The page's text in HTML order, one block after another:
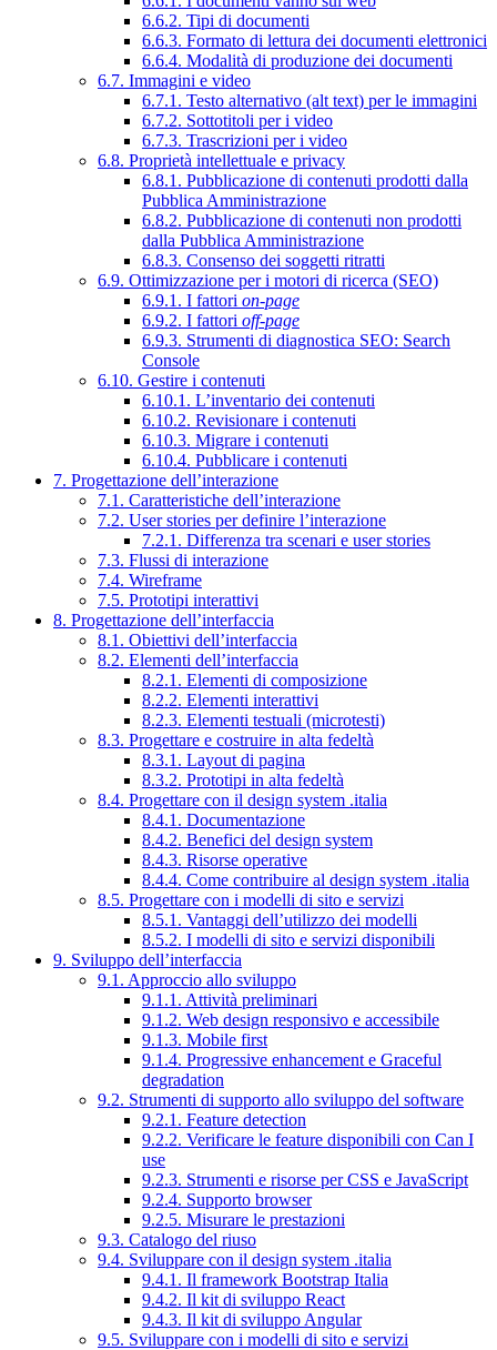
6.6.2. Tipi di documenti
6.6.3. Formato di lettura dei documenti elettronici
6.6.4. Modalità di produzione dei documenti
6.7. Immagini e video
6.7.1. Testo alternativo (alt text) per le immagini
6.7.2. Sottotitoli per i video
6.7.3. Trascrizioni per i video
6.8. Proprietà intellettuale e privacy
6.8.1. Pubblicazione di contenuti prodotti dalla
Pubblica Amministrazione
6.8.2. Pubblicazione di contenuti non prodotti
dalla Pubblica Amministrazione
6.8.3. Consenso dei soggetti ritratti
6.9. Ottimizzazione per i motori di ricerca (SEO)
6.9.1. I fattori on-page
6.9.2. I fattori off-page
6.9.3. Strumenti di diagnostica SEO: Search
Console
6.10. Gestire i contenuti
6.10.1. L’inventario dei contenuti
6.10.2. Revisionare i contenuti
6.10.3. Migrare i contenuti
6.10.4. Pubblicare i contenuti
7. Progettazione dell’interazione
7.1. Caratteristiche dell’interazione
7.2. User stories per definire l’interazione
7.2.1. Differenza tra scenari e user stories
7.3. Flussi di interazione
7.4. Wireframe
7.5. Prototipi interattivi
8. Progettazione dell’interfaccia
8.1. Obiettivi dell’interfaccia
8.2. Elementi dell’interfaccia
8.2.1. Elementi di composizione
8.2.2. Elementi interattivi
8.2.3. Elementi testuali (microtesti)
8.3. Progettare e costruire in alta fedeltà
8.3.1. Layout di pagina
8.3.2. Prototipi in alta fedeltà
8.4. Progettare con il design system .italia
8.4.1. Documentazione
8.4.2. Benefici del design system
8.4.3. Risorse operative
8.4.4. Come contribuire al design system .italia
8.5. Progettare con i modelli di sito e servizi
8.5.1. Vantaggi dell’utilizzo dei modelli
8.5.2. I modelli di sito e servizi disponibili
9. Sviluppo dell’interfaccia
9.1. Approccio allo sviluppo
9.1.1. Attività preliminari
9.1.2. Web design responsivo e accessibile
9.1.3. Mobile first
9.1.4. Progressive enhancement e Graceful
degradation
9.2. Strumenti di supporto allo sviluppo del software
9.2.1. Feature detection
9.2.2. Verificare le feature disponibili con Can I
use
9.2.3. Strumenti e risorse per CSS e JavaScript
9.2.4. Supporto browser
9.2.5. Misurare le prestazioni
9.3. Catalogo del riuso
9.4. Sviluppare con il design system .italia
9.4.1. Il framework Bootstrap Italia
9.4.2. Il kit di sviluppo React
9.4.3. Il kit di sviluppo Angular
9.5. Sviluppare con i modelli di sito e servizi